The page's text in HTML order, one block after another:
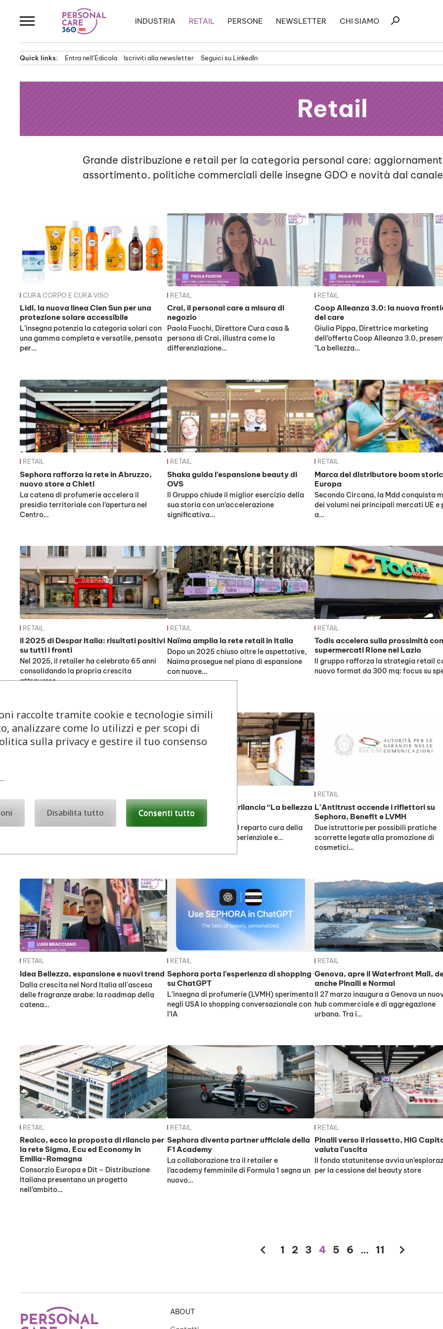
al
INDUSTRIA RETAIL PERSONE NEWSLETTER CHI SIAMO
Ricerca
search
Quick links: Entra nell’Edicola Iscriviti alla newsletter Seguici su LinkedIn
Retail
Grande distribuzione e retail per la categoria personal care:
assortimento, politiche commerciali delle insegne GDO e novità dal
CURA CORPO E CURA VISO
Lidl, la nuova linea Cien Sun per una
protezione solare accessibile
L’insegna potenzia la categoria solari con
una gamma completa e versatile, pensata
per…
RETAIL
Crai, il personal care a misura di
negozio
Paola Fuochi, Direttore Cura casa &
persona di Crai, illustra come la
differenziazione…
RETAIL
Coop Alleanza 3.0: la nuova
del care
Giulia Pippa, Direttrice marketing
dell’offerta Coop Alleanza 3.0,
"La bellezza…
RETAIL
Sephora rafforza la rete in Abruzzo,
nuovo store a Chieti
La catena di profumerie accelera il
presidio territoriale con l’apertura nel
Centro…
RETAIL
Shaka guida l’espansione beauty di
OVS
Il Gruppo chiude il miglior esercizio della
sua storia con un’accelerazione
significativa…
RETAIL
Marca del distributore boom
Europa
Secondo Circana, la Mdd conquista
dei volumi nei principali mercati UE e
a…
RETAIL
Il 2025 di Despar Italia: risultati positivi
su tutti i fronti
Nel 2025, il retailer ha celebrato 65 anni
consolidando la propria crescita
attraverso…
RETAIL
Naïma amplia la rete retail in Italia
Dopo un 2025 chiuso oltre le aspettative,
Naïma prosegue nel piano di espansione
con nuove…
RETAIL
Todis accelera sulla prossimità
supermercati Rione nel Lazio
Il gruppo rafforza la strategia retail
nuovo format da 300 mq: focus su
Federdistribuzione: “Serve sostegno”
Vendite al dettaglio in lieve aumento a
Coop Alleanza 3.0 rilancia “La bellezza
di essere Me”
Il format ridefinisce il reparto cura della
persona in chiave esperienziale e…
RETAIL
L’Antitrust accende i riflettori su
Sephora, Benefit e LVMH
Due istruttorie per possibili pratiche
scorrette legate alla promozione di
cosmetici…
RETAIL
Idea Bellezza, espansione e nuovi trend
Dalla crescita nel Nord Italia all'ascesa
delle fragranze arabe: la roadmap della
catena…
RETAIL
Sephora porta l’esperienza di shopping
su ChatGPT
L’insegna di profumerie (LVMH) sperimenta
negli USA lo shopping conversazionale con
l’IA
RETAIL
Genova, apre il Waterfront Mall,
anche Pinalli e Normal
Il 27 marzo inaugura a Genova un
hub commerciale e di aggregazione
urbana. Tra i…
RETAIL
Realco, ecco la proposta di rilancio per
la rete Sigma, Ecu ed Economy in
Emilia-Romagna
Consorzio Europa e Dit – Distribuzione
Italiana presentano un progetto
nell’ambito…
RETAIL
Sephora diventa partner ufficiale della
F1 Academy
La collaborazione tra il retailer e
l’academy femminile di Formula 1 segna un
nuovo…
RETAIL
Pinalli verso il riassetto, HIG
valuta l’uscita
Il fondo statunitense avvia
per la cessione del beauty store
chevron_left 1 2 3 4 5 6 … 11 chevron_right
ABOUT
raccolte tramite cookie e tecnologie simili
analizzare come lo utilizzi e per scopi di
sulla privacy e gestire il tuo consenso
Disabilita tutto Consenti tutto